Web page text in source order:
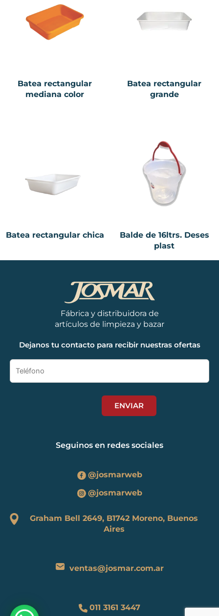
Batea rectangular
mediana color
Batea rectangular
grande
Batea rectangular chica
Balde de 16ltrs. Deses
plast
Fábrica y distribuidora de
artículos de limpieza y bazar
Dejanos tu contacto para recibir nuestras ofertas
Seguinos en redes sociales
@josmarweb
@josmarweb
Graham Bell 2649, B1742 Moreno, Buenos
Aires
ventas@josmar.com.ar
011 3161 3447